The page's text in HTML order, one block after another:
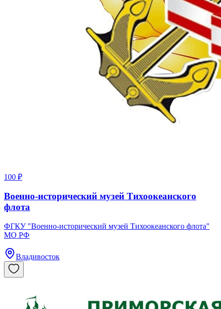
100 ₽
Военно-исторический музей Тихоокеанского
флота
ФГКУ "Военно-исторический музей Тихоокеанского флота"
МО РФ
Владивосток